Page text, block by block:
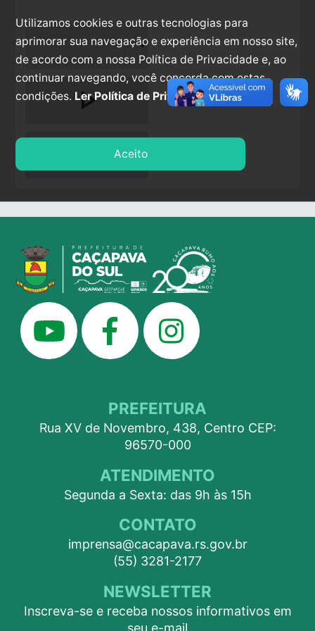
play_arrow
PREFEITURA
Rua XV de Novembro, 438, Centro CEP:
96570-000
ATENDIMENTO
Segunda a Sexta: das 9h às 15h
CONTATO
imprensa@cacapava.rs.gov.br
(55) 3281-2177
NEWSLETTER
Inscreva-se e receba nossos informativos em
seu e-mail
Utilizamos cookies e outras tecnologias para
aprimorar sua navegação e experiência em nosso site,
de acordo com a nossa Política de Privacidade e, ao
continuar navegando, você concorda com estas
condições. Ler Política de Privacidade.
Aceito